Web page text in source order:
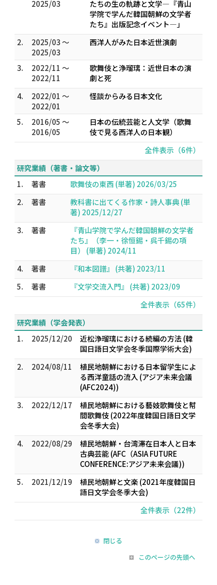
2025/03
たちの生の軌跡と文学―『青山
学院で学んだ韓国朝鮮の文学者
たち』出版記念イベント―」
2.
2025/03 ～
2025/03
西洋人がみた日本近世演劇
3.
2022/11 ～
2022/11
歌舞伎と浄瑠璃：近世日本の演
劇と死
4.
2022/01 ～
2022/01
怪談からみる日本文化
5.
2016/05 ～
2016/05
日本の伝統芸能と人文学（歌舞
伎で見る西洋人の日本観）
全件表示（6件）
研究業績（著書・論文等）
1.
著書
歌舞伎の東西 (単著) 2026/03/25
2.
著書
教科書に出てくる作家・詩人事典 (単
著) 2025/12/27
3.
著書
『青山学院で学んだ韓国朝鮮の文学者
たち』（李一・徐恒錫・呉千錫の項
目） (単著) 2024/11
4.
著書
『和本図譜』 (共著) 2023/11
5.
著書
『文学交流入門』 (共著) 2023/09
全件表示（65件）
研究業績（学会発表）
1.
2025/12/20
近松浄瑠璃における続編の方法 (韓
国日語日文学会冬季国際学術大会)
2.
2024/08/11
植民地朝鮮における日本留学生によ
る西洋童話の流入 (アジア未来会議
(AFC2024))
3.
2022/12/17
植民地朝鮮における藝妓歌舞伎と幇
間歌舞伎 (2022年度韓国日語日文学
会冬季大会)
4.
2022/08/29
植民地朝鮮・台湾滞在日本人と日本
古典芸能 (AFC（ASIA FUTURE
CONFERENCE:アジア未来会議))
5.
2021/12/19
植民地朝鮮と文楽 (2021年度韓国日
語日文学会冬季大会)
全件表示（22件）
閉じる
このページの先頭へ